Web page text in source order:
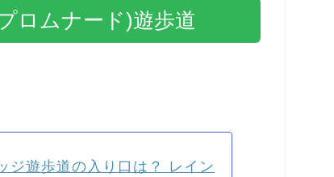
ロムナード)遊歩道
ジ遊歩道の入り口は？ レイン